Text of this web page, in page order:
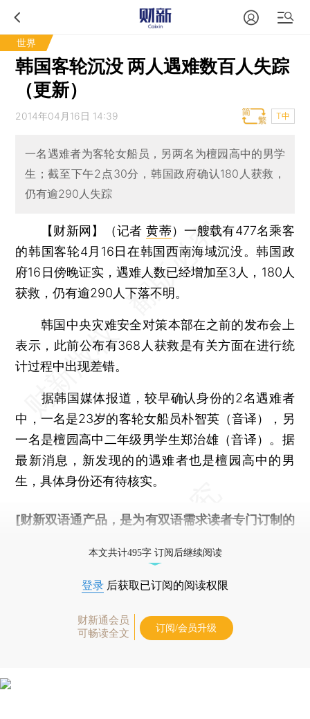
世界
韩国客轮沉没 两人遇难数百人失踪
（更新）
2014年04月16日 14:39 T中
一名遇难者为客轮女船员，另两名为檀园高中的男学
生；截至下午2点30分，韩国政府确认180人获救，
仍有逾290人失踪
【财新网】（记者黄蒂）一艘载有477名乘客
的韩国客轮4月16日在韩国西南海域沉没。韩国政
府16日傍晚证实，遇难人数已经增加至3人，180人
获救，仍有逾290人下落不明。
韩国中央灾难安全对策本部在之前的发布会上
表示，此前公布有368人获救是有关方面在进行统
计过程中出现差错。
据韩国媒体报道，较早确认身份的2名遇难者
中，一名是23岁的客轮女船员朴智英（音译），另
一名是檀园高中二年级男学生郑治雄（音译）。据
最新消息，新发现的的遇难者也是檀园高中的男
生，具体身份还有待核实。
[财新双语通产品，是为有双语需求读者专门订制的
本文共计495字 订阅后继续阅读
登录 后获取已订阅的阅读权限
财新通会员
可畅读全文
订阅/会员升级